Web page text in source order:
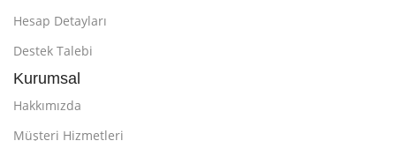
Hesap Detayları
Destek Talebi
Kurumsal
Hakkımızda
Müşteri Hizmetleri